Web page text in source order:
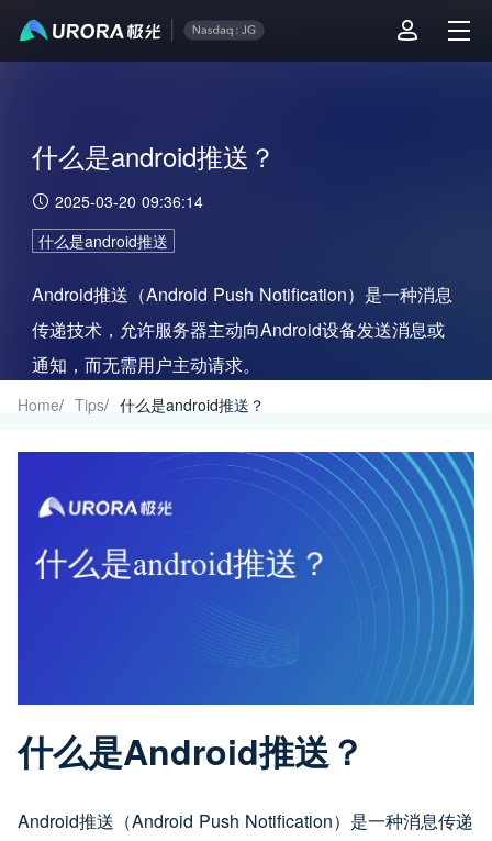
什么是android推送？
2025-03-20 09:36:14
什么是android推送
Android推送（Android Push Notification）是一种消息
传递技术，允许服务器主动向Android设备发送消息或
通知，而无需用户主动请求。
Home/ Tips/ 什么是android推送？
什么是Android推送？
Android推送（Android Push Notification）是一种消息传递